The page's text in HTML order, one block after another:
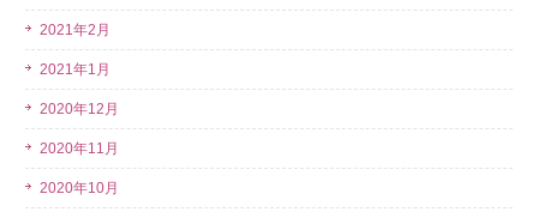
2021年2月
2021年1月
2020年12月
2020年11月
2020年10月